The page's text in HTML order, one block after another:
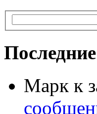
Марк к